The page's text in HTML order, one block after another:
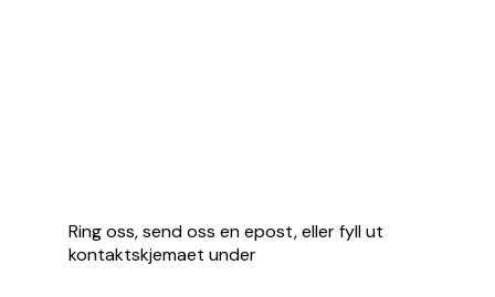
Ring oss, send oss en epost, eller fyll ut
kontaktskjemaet under